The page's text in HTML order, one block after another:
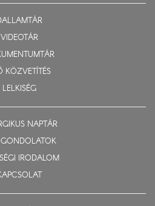
VIDEOTÁR
KÖZVETÍTÉS
LELKISÉG
NAPTÁR
GONDOLATOK
IRODALOM